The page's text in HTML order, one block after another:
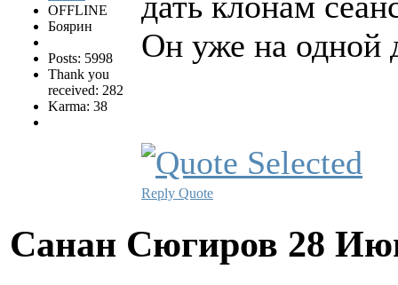
OFFLINE
Боярин
Posts: 5998
Thank you
received: 282
Karma: 38
Он уже на одной
Reply Quote
Санан Сюгиров 28